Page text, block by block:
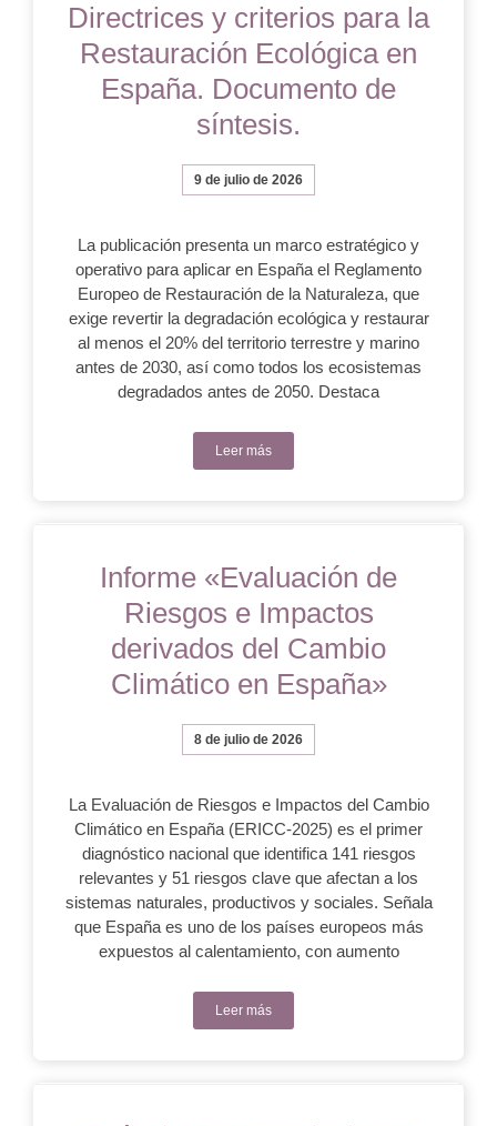
Directrices y criterios para la
Restauración Ecológica en
España. Documento de
síntesis.
9 de julio de 2026
La publicación presenta un marco estratégico y
operativo para aplicar en España el Reglamento
Europeo de Restauración de la Naturaleza, que
exige revertir la degradación ecológica y restaurar
al menos el 20% del territorio terrestre y marino
antes de 2030, así como todos los ecosistemas
degradados antes de 2050. Destaca
Leer más
Informe «Evaluación de
Riesgos e Impactos
derivados del Cambio
Climático en España»
8 de julio de 2026
La Evaluación de Riesgos e Impactos del Cambio
Climático en España (ERICC-2025) es el primer
diagnóstico nacional que identifica 141 riesgos
relevantes y 51 riesgos clave que afectan a los
sistemas naturales, productivos y sociales. Señala
que España es uno de los países europeos más
expuestos al calentamiento, con aumento
Leer más